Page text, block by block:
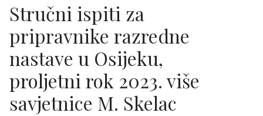
Stručni ispiti za
pripravnike razredne
nastave u Osijeku,
proljetni rok 2023. više
savjetnice M. Skelac